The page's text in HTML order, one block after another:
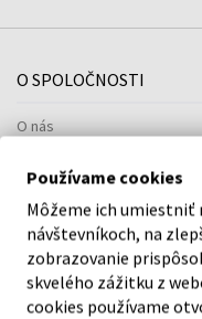
O SPOLOČNOSTI
O nás
Výdajné miesto a predajňa
Používame cookies
Môžeme ich umiestniť
návštevníkoch, na
zobrazovanie
skvelého zážitku z
cookies používame